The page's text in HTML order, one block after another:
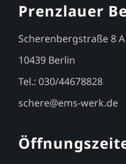
Prenzlauer
Scherenbergstraße 8 A
10439 Berlin
Tel.: 030/44678828
schere@ems-werk.de